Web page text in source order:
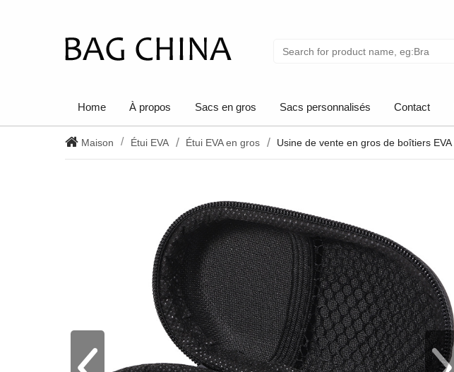
Home À propos Sacs en gros Sacs personnalisés Contact
Maison Étui EVA Étui EVA en gros Usine de vente en gros de boîtiers EVA